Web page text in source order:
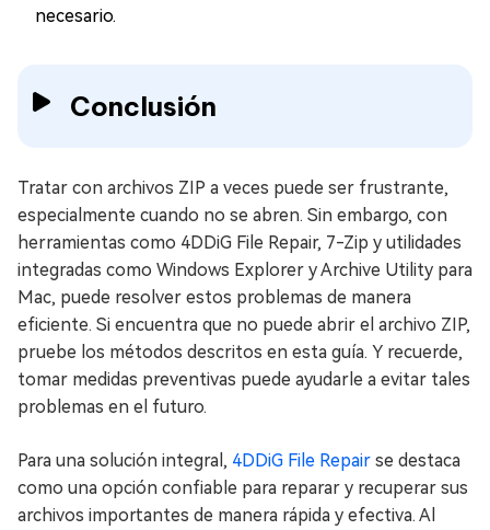
necesario.
Conclusión
Tratar con archivos ZIP a veces puede ser frustrante,
especialmente cuando no se abren. Sin embargo, con
herramientas como 4DDiG File Repair, 7-Zip y utilidades
integradas como Windows Explorer y Archive Utility para
Mac, puede resolver estos problemas de manera
eficiente. Si encuentra que no puede abrir el archivo ZIP,
pruebe los métodos descritos en esta guía. Y recuerde,
tomar medidas preventivas puede ayudarle a evitar tales
problemas en el futuro.
Para una solución integral, 4DDiG File Repair se destaca
como una opción confiable para reparar y recuperar sus
archivos importantes de manera rápida y efectiva. Al